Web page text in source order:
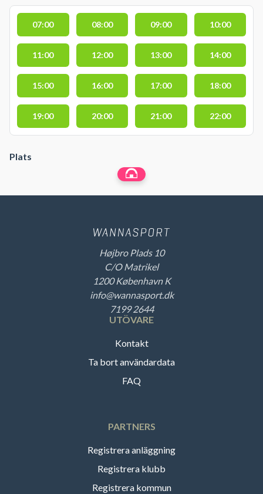
07:00 08:00 09:00 10:00
11:00 12:00 13:00 14:00
15:00 16:00 17:00 18:00
19:00 20:00 21:00 22:00
Plats
Højbro Plads 10
C/O Matrikel
1200 København K
info@wannasport.dk
7199 2644
UTÖVARE
Kontakt
Ta bort användardata
FAQ
PARTNERS
Registrera anläggning
Registrera klubb
Registrera kommun